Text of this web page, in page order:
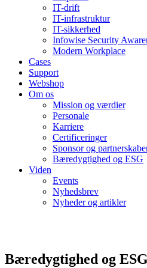
IT-drift
IT-infrastruktur
IT-sikkerhed
Infowise Security
Modern Workplace
Cases
Support
Webshop
Om os
Mission og værdier
Personale
Karriere
Certificeringer
Sponsor og
Bæredygtighed og ESG
Viden
Events
Nyhedsbrev
Nyheder og artikler
Bæredygtighed og